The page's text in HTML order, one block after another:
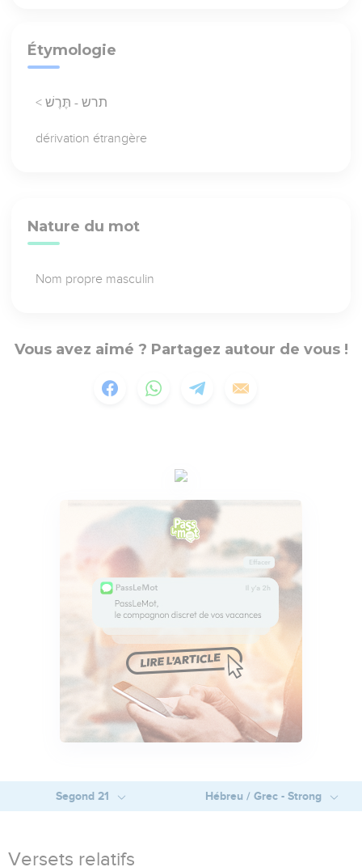
Étymologie
< תרש - תֶּרֶשׁ
dérivation étrangère
Nature du mot
Nom propre masculin
Vous avez aimé ? Partagez autour de vous !
Segond 21 Hébreu / Grec - Strong
Versets relatifs